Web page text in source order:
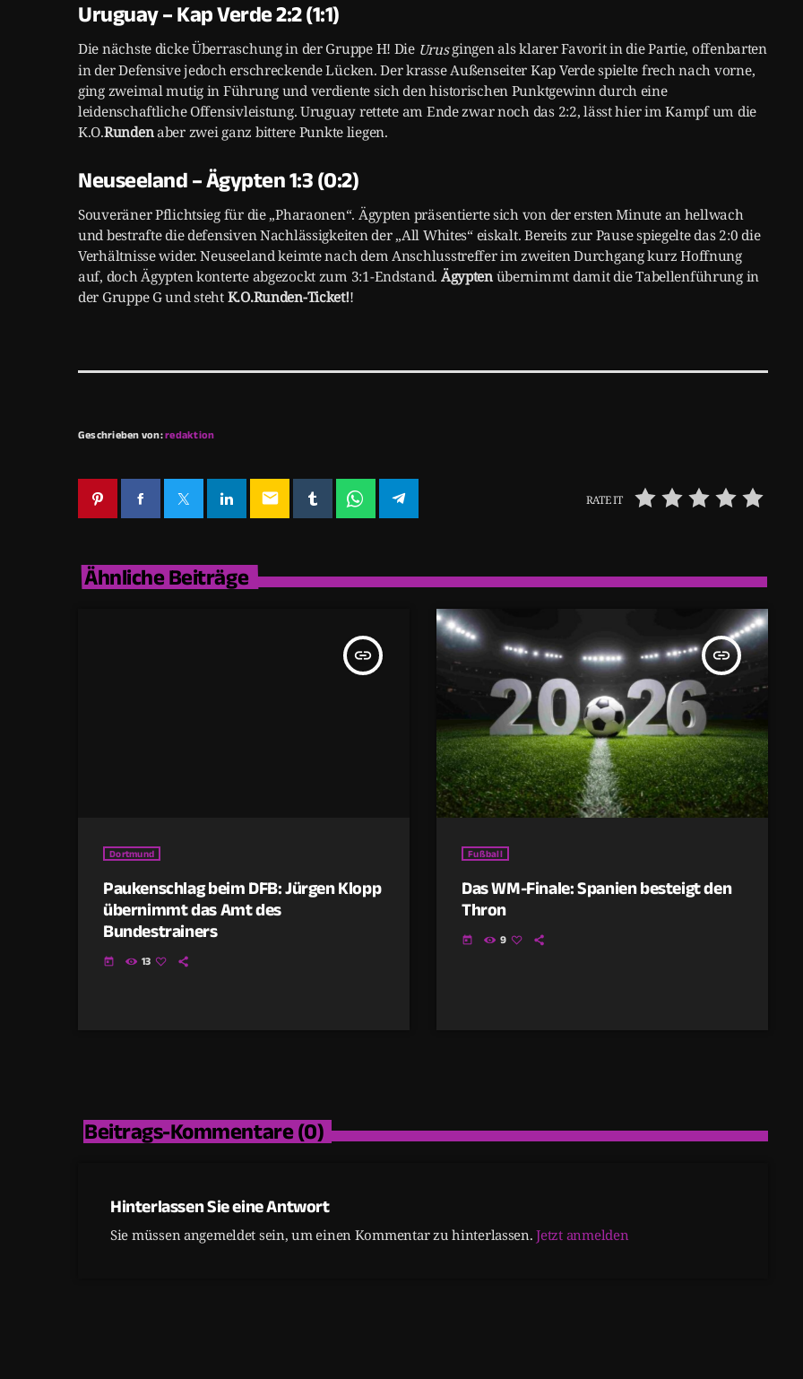
Uruguay – Kap Verde 2:2 (1:1)
Die nächste dicke Überraschung in der Gruppe H! Die Urusgingen als klarer Favorit in die Partie, offenbarten
in der Defensive jedoch erschreckende Lücken. Der krasse Außenseiter Kap Verde spielte frech nach vorne,
ging zweimal mutig in Führung und verdiente sich den historischen Punktgewinn durch eine
leidenschaftliche Offensivleistung. Uruguay rettete am Ende zwar noch das 2:2, lässt hier im Kampf um die
K.O.Rundenaber zwei ganz bittere Punkte liegen.
Neuseeland – Ägypten 1:3 (0:2)
Souveräner Pflichtsieg für die „Pharaonen“. Ägypten präsentierte sich von der ersten Minute an hellwach
und bestrafte die defensiven Nachlässigkeiten der „All Whites“ eiskalt. Bereits zur Pause spiegelte das 2:0 die
Verhältnisse wider. Neuseeland keimte nach dem Anschlusstreffer im zweiten Durchgang kurz Hoffnung
auf, doch Ägypten konterte abgezockt zum 3:1-Endstand. Ägyptenübernimmt damit die Tabellenführung in
der Gruppe G und stehtK.O.Runden-Ticket!!
Geschrieben von:redaktion
email RATE IT
Ähnliche Beiträge
insert_link
Dortmund
Paukenschlag beim DFB: Jürgen Klopp
übernimmt das Amt des
Bundestrainers
today 13
insert_link
Fußball
Das WM-Finale: Spanien besteigt den
Thron
today 9
Beitrags-Kommentare (0)
Hinterlassen Sie eine Antwort
Sie müssen angemeldet sein, um einen Kommentar zu hinterlassen.Jetzt anmelden